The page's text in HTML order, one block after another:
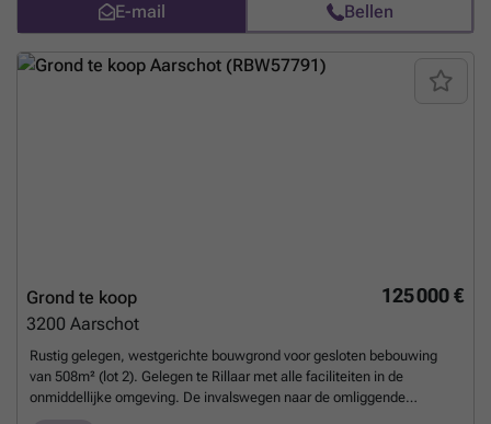
E-mail Bellen
125 000 €
Grond te koop
3200 Aarschot
Rustig gelegen, westgerichte bouwgrond voor gesloten bebouwing
van 508m² (lot 2). Gelegen te Rillaar met alle faciliteiten in de
onmiddellijke omgeving. De invalswegen naar de omliggende